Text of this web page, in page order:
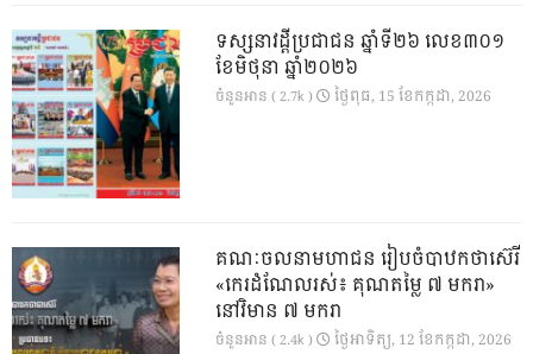
ទស្សនាវដ្ដីប្រជាជន ឆ្នាំទី២៦ លេខ៣០១
ខែមិថុនា ឆ្នាំ២០២៦
ចំនួនអាន ( 2.7k ) ថ្ងៃ​ពុធ, 15 ខែ​កក្កដា, 2026
គណៈចលនាមហាជន រៀបចំបាឋកថាស៊េរី
«កេរដំណែលរស់៖ គុណតម្លៃ ៧ មករា»
នៅវិមាន ៧ មករា
ចំនួនអាន ( 2.4k ) ថ្ងៃ​អាទិត្យ, 12 ខែ​កក្កដា, 2026